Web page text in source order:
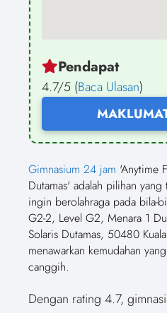
Pendapat
4.7/5 (Baca Ulasan)
Gimnasium 24 jam 'Anytime
Dutamas' adalah pilihan
ingin berolahraga pada bila-
G2-2, Level G2, Menara 1
Solaris Dutamas, 50480
menawarkan kemudahan
canggih.
Dengan rating 4.7,